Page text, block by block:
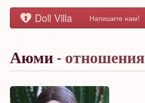
Doll Villa Напишите нам!
Аюми - отношения